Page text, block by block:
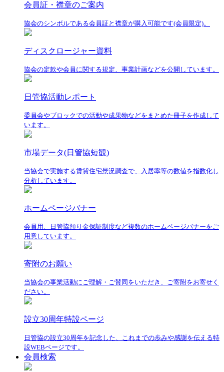
会員証・襟章のご案内
協会のシンボルである会員証と襟章が購入可能です(会員限定)。
ディスクロージャー資料
協会の定款や会員に関する規定、事業計画などを公開しています。
日管協活動レポート
委員会やブロックでの活動や成果物などをまとめた冊子を作成して
います。
市場データ(日管協短観)
当協会で実施する賃貸住宅景況調査で、入居率等の数値を指数化し
分析しています。
ホームページバナー
会員用、日管協預り金保証制度など複数のホームページバナーをご
用意しています。
寄附のお願い
当協会の事業活動にご理解・ご賛同をいただき、ご寄附をお寄せく
ださい。
設立30周年特設ページ
日管協の設立30周年を記念した、これまでの歩みや感謝を伝える特
設WEBページです。
会員検索